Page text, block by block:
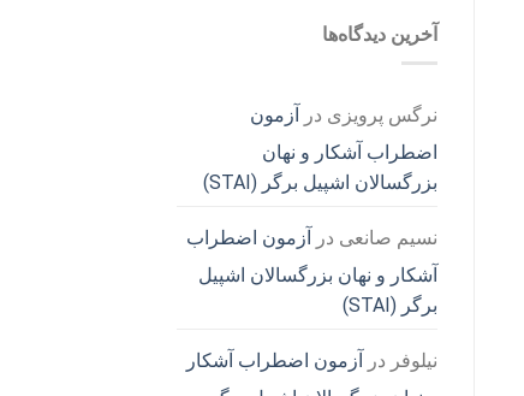
آخرین دیدگاه‌ها
نرگس پرویزی در
آزمون
اضطراب آشکار و نهان
بزرگسالان اشپیل برگر (STAI)
نسیم صانعی در
آزمون اضطراب
آشکار و نهان بزرگسالان اشپیل
برگر (STAI)
نیلوفر در
آزمون اضطراب آشکار